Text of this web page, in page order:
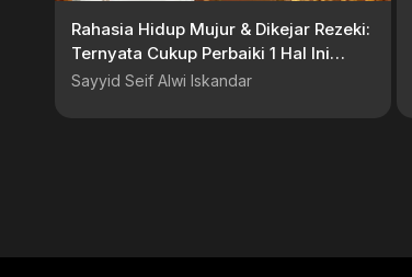
Rahasia Hidup Mujur & Dikejar Rezeki:
Ternyata Cukup Perbaiki 1 Hal Ini
dalam Sholatmu!
Sayyid Seif Alwi Iskandar